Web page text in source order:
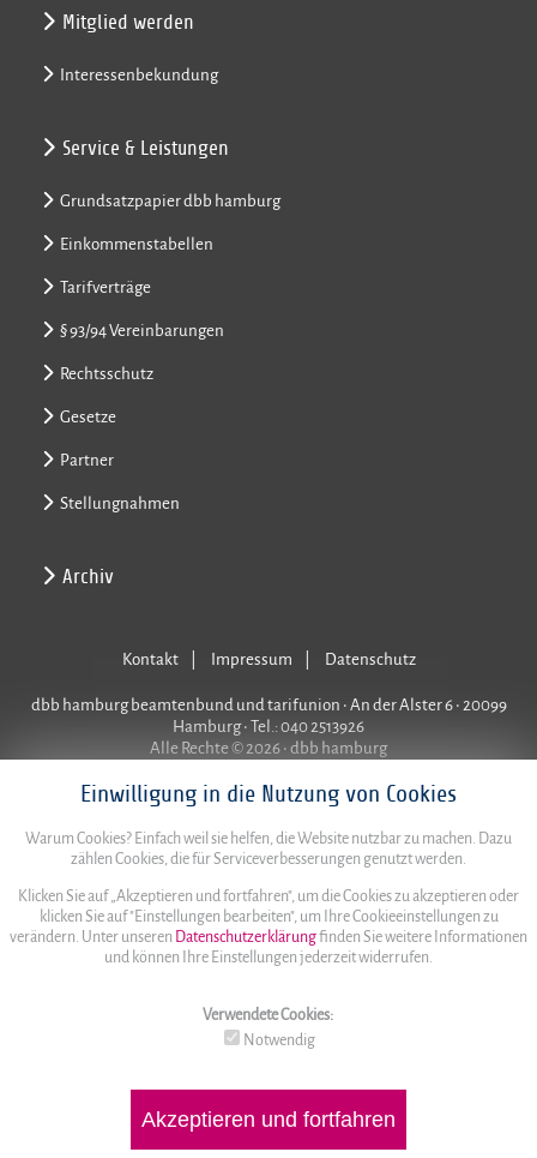
Einwilligung in die Nutzung von Cookies
Warum Cookies? Einfach weil sie helfen, die Website nutzbar zu machen. Dazu
zählen Cookies, die für Serviceverbesserungen genutzt werden.
Klicken Sie auf „Akzeptieren und fortfahren", um die Cookies zu akzeptieren oder
klicken Sie auf "Einstellungen bearbeiten", um Ihre Cookieeinstellungen zu
verändern. Unter unseren Datenschutzerklärungfinden Sie weitere Informationen
und können Ihre Einstellungen jederzeit widerrufen.
Verwendete Cookies:
Notwendig
Akzeptieren und fortfahren
Mitglied werden
Interessenbekundung
Service & Leistungen
Grundsatzpapier dbb hamburg
Einkommenstabellen
Tarifverträge
§ 93/94 Vereinbarungen
Rechtsschutz
Gesetze
Partner
Stellungnahmen
Archiv
Kontakt Impressum Datenschutz
dbb hamburg beamtenbund und tarifunion • An der Alster 6 • 20099
Hamburg • Tel.: 040 2513926
Alle Rechte © 2026 • dbb hamburg